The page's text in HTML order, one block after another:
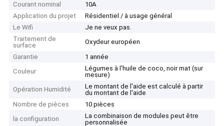
Courant nominal
10A
Application du projet
Résidentiel / à usage général
Le Wifi
Je ne veux pas.
Traitement de
surface
Oxydeur européen
Garantie
1 année
Couleur
Légumes à l'huile de coco, noir mat (sur
mesure)
Opération Humidité
Le montant de l'aide est calculé à partir
du montant de l'aide
Nombre de pièces
10 pièces
la configuration
La combinaison de modules peut être
personnalisée